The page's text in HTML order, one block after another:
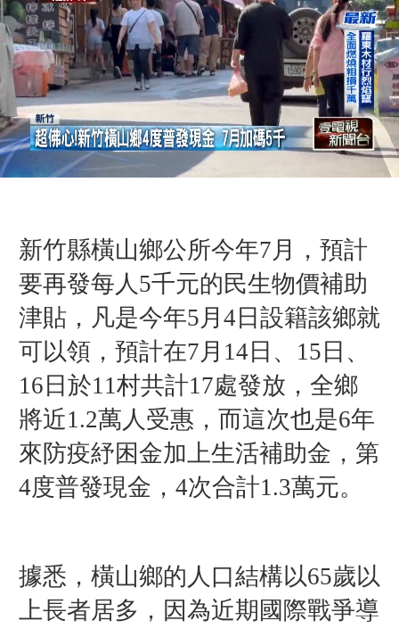
新竹縣橫山鄉公所今年7月，預計
要再發每人5千元的民生物價補助
津貼，凡是今年5月4日設籍該鄉就
可以領，預計在7月14日、15日、
16日於11村共計17處發放，全鄉
將近1.2萬人受惠，而這次也是6年
來防疫紓困金加上生活補助金，第
4度普發現金，4次合計1.3萬元。
據悉，橫山鄉的人口結構以65歲以
上長者居多，因為近期國際戰爭導